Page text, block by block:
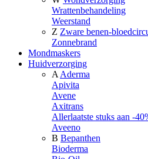
Wrattenbehandeling
Weerstand
Z Zware benen-
Zonnebrand
Mondmaskers
Huidverzorging
A Aderma
Apivita
Avene
Axitrans
Allerlaatste stuks aan -
Aveeno
B Bepanthen
Bioderma